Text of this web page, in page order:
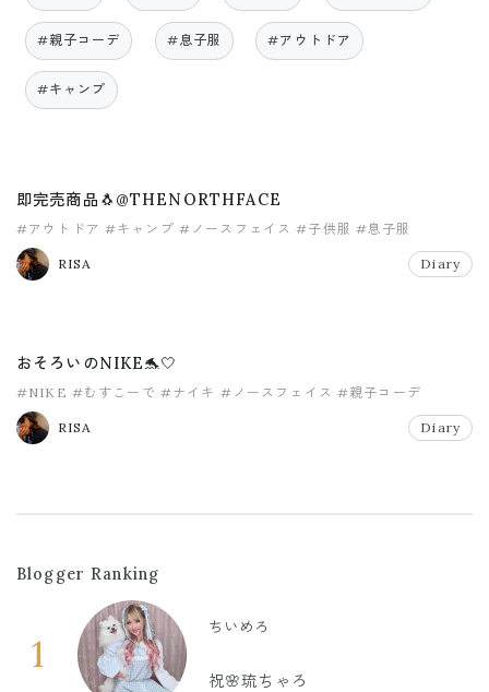
#親子コーデ #息子服 #アウトドア
#キャンプ
即完売商品🐧@THENORTHFACE
#アウトドア #キャンプ #ノースフェイス #子供服 #息子服
RISA Diary
おそろいのNIKE🐬🤍
#NIKE #むすこーで #ナイキ #ノースフェイス #親子コーデ
RISA Diary
Blogger Ranking
1
ちいめろ
祝🌸琉ちゃろ